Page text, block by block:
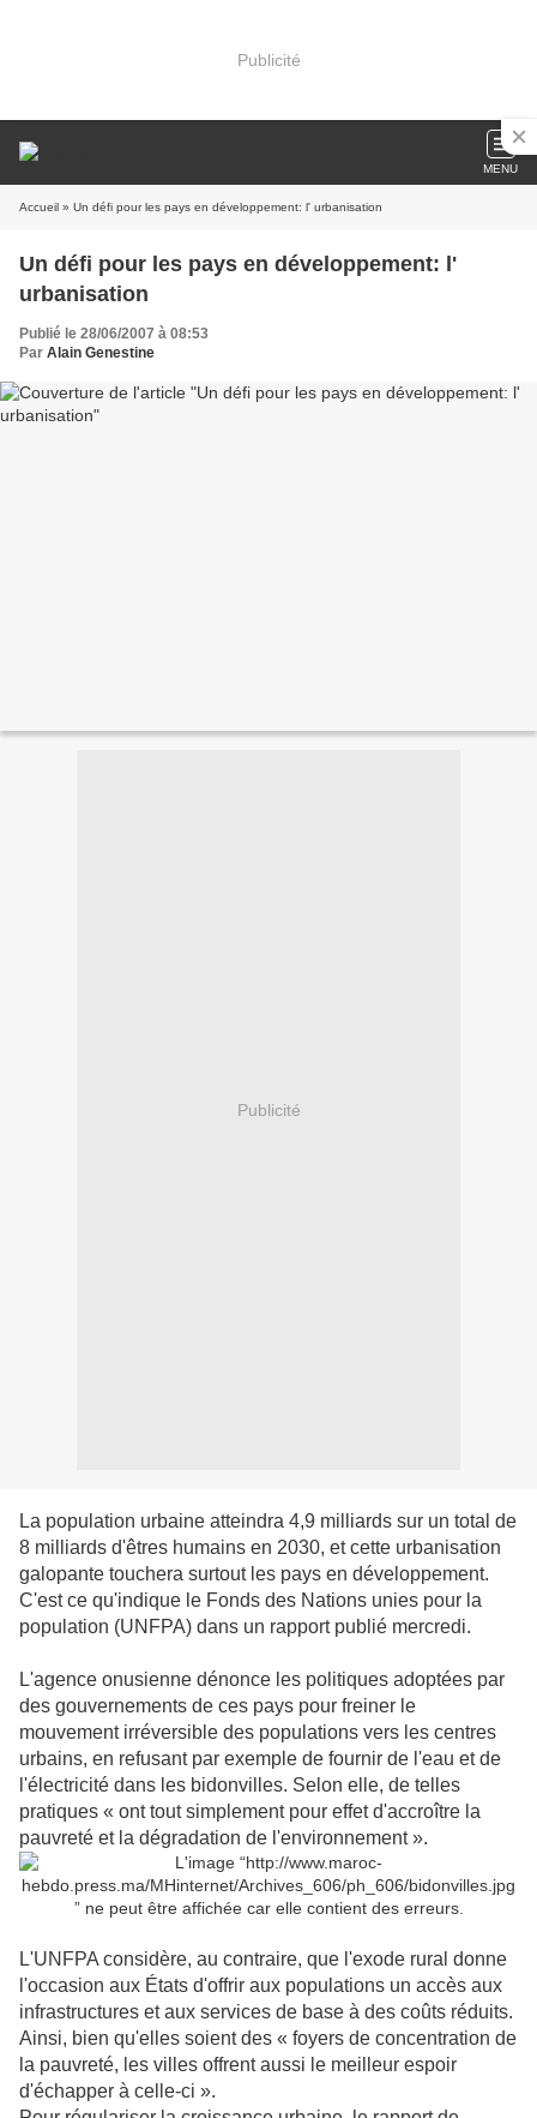
Publicité
MENU
Accueil » Un défi pour les pays en développement: l' urbanisation
Un défi pour les pays en développement: l'
urbanisation
Publié le 28/06/2007 à 08:53
Par Alain Genestine
Publicité
La population urbaine atteindra 4,9 milliards sur un total de
8 milliards d'êtres humains en 2030, et cette urbanisation
galopante touchera surtout les pays en développement.
C'est ce qu'indique le Fonds des Nations unies pour la
population (UNFPA) dans un rapport publié mercredi.
L'agence onusienne dénonce les politiques adoptées par
des gouvernements de ces pays pour freiner le
mouvement irréversible des populations vers les centres
urbains, en refusant par exemple de fournir de l'eau et de
l'électricité dans les bidonvilles. Selon elle, de telles
pratiques « ont tout simplement pour effet d'accroître la
pauvreté et la dégradation de l'environnement ».
L'UNFPA considère, au contraire, que l'exode rural donne
l'occasion aux États d'offrir aux populations un accès aux
infrastructures et aux services de base à des coûts réduits.
Ainsi, bien qu'elles soient des « foyers de concentration de
la pauvreté, les villes offrent aussi le meilleur espoir
d'échapper à celle-ci ».